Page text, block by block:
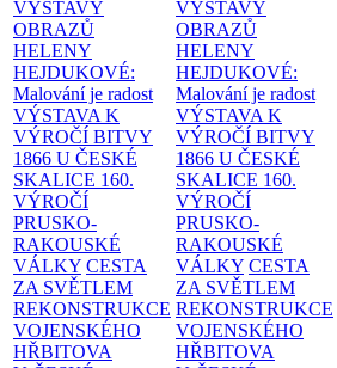
VÝSTAVY
OBRAZŮ
HELENY
HEJDUKOVÉ:
Malování je radost
VÝSTAVA K
VÝROČÍ BITVY
1866 U ČESKÉ
SKALICE 160.
VÝROČÍ
PRUSKO-
RAKOUSKÉ
VÁLKY CESTA
ZA SVĚTLEM
REKONSTRUKCE
VOJENSKÉHO
HŘBITOVA
VÝSTAVY
OBRAZŮ
HELENY
HEJDUKOVÉ:
Malování je radost
VÝSTAVA K
VÝROČÍ BITVY
1866 U ČESKÉ
SKALICE 160.
VÝROČÍ
PRUSKO-
RAKOUSKÉ
VÁLKY CESTA
ZA SVĚTLEM
REKONSTRUKCE
VOJENSKÉHO
HŘBITOVA